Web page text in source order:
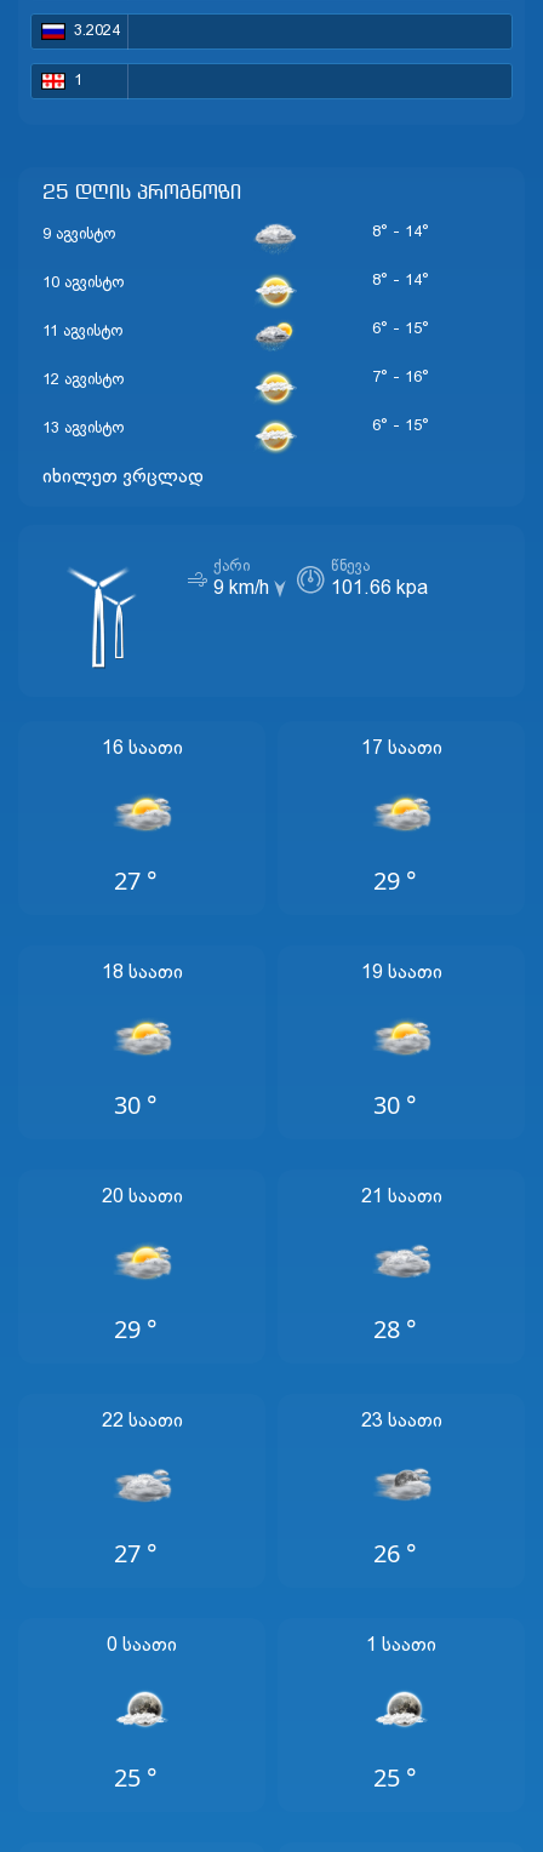
3.2024
1
25 დღის პროგნოზი
9 აგვისტო 8° - 14°
10 აგვისტო 8° - 14°
11 აგვისტო 6° - 15°
12 აგვისტო 7° - 16°
13 აგვისტო 6° - 15°
იხილეთ ვრცლად
ᲥᲐᲠᲘ
9 km/h
ᲬᲜᲔᲕᲐ
101.66 kpa
16 Საათი
27 °
17 Საათი
29 °
18 Საათი
30 °
19 Საათი
30 °
20 Საათი
29 °
21 Საათი
28 °
22 Საათი
27 °
23 Საათი
26 °
0 Საათი
25 °
1 Საათი
25 °